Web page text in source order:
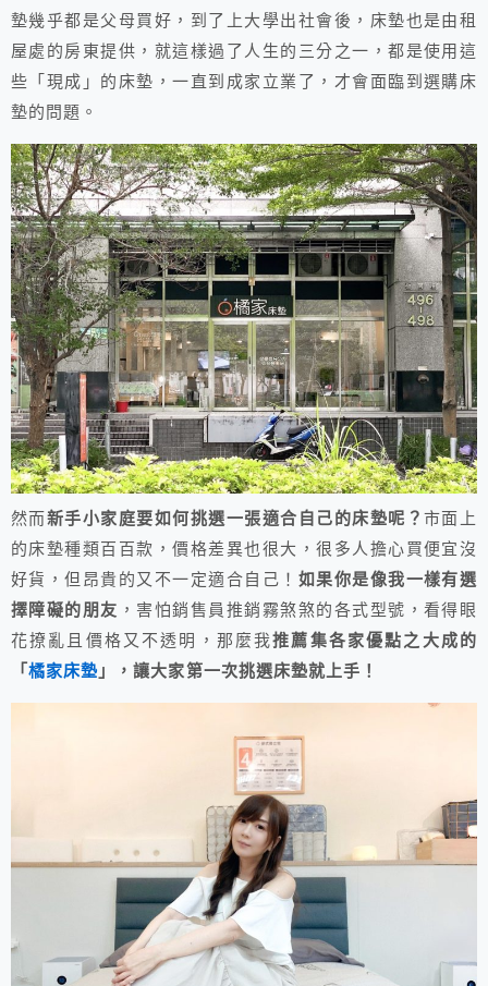
墊幾乎都是父母買好，到了上大學出社會後，床墊也是由租
屋處的房東提供，就這樣過了人生的三分之一，都是使用這
些「現成」的床墊，一直到成家立業了，才會面臨到選購床
墊的問題。
然而新手小家庭要如何挑選一張適合自己的床墊呢？ 市面上
的床墊種類百百款，價格差異也很大，很多人擔心買便宜沒
好貨，但昂貴的又不一定適合自己！ 如果你是像我一樣有選
擇障礙的朋友 ，害怕銷售員推銷霧煞煞的各式型號，看得眼
花撩亂且價格又不透明，那麼我推薦集各家優點之大成的
「橘家床墊 」，讓大家第一次挑選床墊就上手！